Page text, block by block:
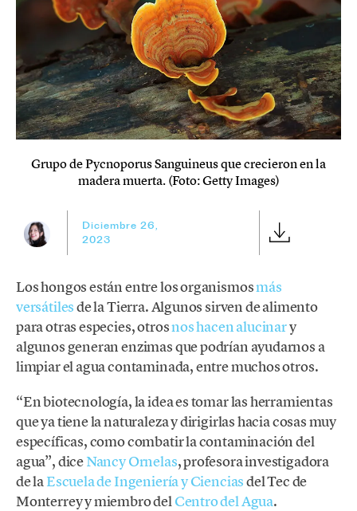
Grupo de Pycnoporus Sanguineus que crecieron en la
madera muerta. (Foto: Getty Images)
Diciembre 26,
2023
Los hongos están entre los organismosmás
versátilesde la Tierra. Algunos sirven de alimento
para otras especies, otrosnos hacen alucinary
algunos generan enzimas que podrían ayudarnos a
limpiar el agua contaminada, entre muchos otros.
“En biotecnología, la idea es tomar las herramientas
que ya tiene la naturaleza y dirigirlas hacia cosas muy
específicas, como combatir la contaminación del
agua”, diceNancy Ornelas, profesora investigadora
de laEscuela de Ingeniería y Cienciasdel Tec de
Monterrey y miembro delCentro del Agua.